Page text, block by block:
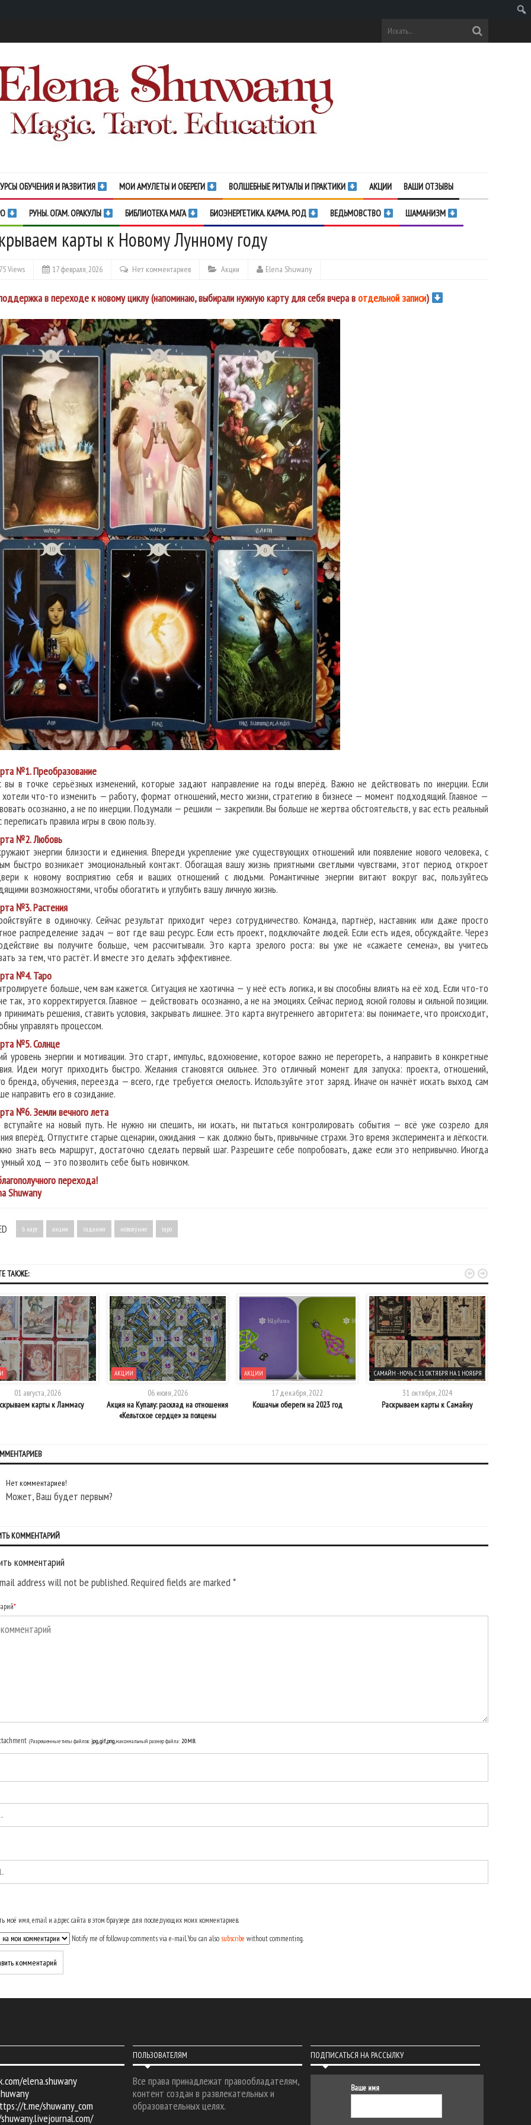
ОБУЧЕНИЯ И РАЗВИТИЯ МОИ АМУЛЕТЫ И ОБЕРЕГИ ВОЛШЕБНЫЕ РИТУАЛЫ И ПРАКТИКИ АКЦИИ ВАШИ ОТЗЫВЫ
РУНЫ. ОГАМ. ОРАКУЛЫ БИБЛИОТЕКА МАГА БИОЭНЕРГЕТИКА. КАРМА. РОД ВЕДЬМОВСТВО ШАМАНИЗМ
карты к Новому Лунному году
Views 17 февраля, 2026 Нет комментариев Акции Elena Shuwany
в переходе к новому циклу (напоминаю, выбирали нужную карту для себя вчера вотдельной записи)
№1. Преобразование
вы в точке серьёзных изменений, которые задают направление на годы вперёд. Важно не действовать по инерции. Если
что-то изменить — работу, формат отношений, место жизни, стратегию в бизнесе — момент подходящий. Главное —
осознанно, а не по инерции. Подумали — решили — закрепили. Вы больше не жертва обстоятельств, у вас есть реальный
переписать правила игры в свою пользу.
№2. Любовь
энергии близости и единения. Впереди укрепление уже существующих отношений или появление нового человека, с
быстро возникает эмоциональный контакт. Обогащая вашу жизнь приятными светлыми чувствами, этот период откроет
к новому восприятию себя и ваших отношений с людьми. Романтичные энергии витают вокруг вас, пользуйтесь
возможностями, чтобы обогатить и углубить вашу личную жизнь.
№3. Растения
в одиночку. Сейчас результат приходит через сотрудничество. Команда, партнёр, наставник или даже просто
распределение задач — вот где ваш ресурс. Если есть проект, подключайте людей. Если есть идея, обсуждайте. Через
вы получите больше, чем рассчитывали. Это карта зрелого роста: вы уже не «сажаете семена», вы учитесь
за тем, что растёт. И вместе это делать эффективнее.
№4. Таро
больше, чем вам кажется. Ситуация не хаотична — у неё есть логика, и вы способны влиять на её ход. Если что-то
так, это корректируется. Главное — действовать осознанно, а не на эмоциях. Сейчас период ясной головы и сильной позиции.
решения, ставить условия, закрывать лишнее. Это карта внутреннего авторитета: вы понимаете, что происходит,
управлять процессом.
№5. Солнце
уровень энергии и мотивации. Это старт, импульс, вдохновение, которое важно не перегореть, а направить в конкретные
Идеи могут приходить быстро. Желания становятся сильнее. Это отличный момент для запуска: проекта, отношений,
бренда, обучения, переезда — всего, где требуется смелость. Используйте этот заряд. Иначе он начнёт искать выход сам
направить его в созидание.
№6. Земли вечного лета
на новый путь. Не нужно ни спешить, ни искать, ни пытаться контролировать события — всё уже созрело для
вперёд. Отпустите старые сценарии, ожидания — как должно быть, привычные страхи. Это время эксперимента и лёгкости.
знать весь маршрут, достаточно сделать первый шаг. Разрешите себе попробовать, даже если это непривычно. Иногда
ход — это позволить себе быть новичком.
перехода!
Shuwany
6 карт акция гадания новолуние таро
ТАКЖЕ:
01 августа, 2026
карты к Ламмасу
АКЦИИ
06 июля, 2026
Акция на Купалу: расклад на отношения
«Кельтское сердце» за полцены
АКЦИИ
17 декабря, 2022
Кошачьи обереги на 2023 год
САМАЙН - НОЧЬ С 31 ОКТЯБРЯ НА 1 НОЯБРЯ
31 октября, 2024
Раскрываем карты к Самайну
 
Нет комментариев!
Может, Ваш будет первым?
КОММЕНТАРИЙ
комментарий
address will not be published. Required fields are marked*
*
(Разрешенные типы файлов:jpg, gif, png, максимальный размер файла: 20MB.
моё имя, email и адрес сайта в этом браузере для последующих моих комментариев.
Notify me of followup comments via e-mail. You can also subscribe without commenting.
elena.shuwany
t.me/shuwany_com
ПОЛЬЗОВАТЕЛЯМ
Все права принадлежат правообладателям,
контент создан в развлекательных и
образовательных целях.
ПОДПИСАТЬСЯ НА РАССЫЛКУ
Ваше имя